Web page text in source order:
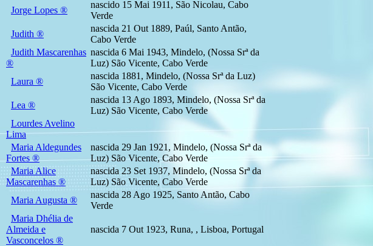
Jorge Lopes ®
nascido 15 Mai 1911, São Nicolau, Cabo
Verde
Judith ®
nascida 21 Out 1889, Paúl, Santo Antão,
Cabo Verde
Judith Mascarenhas
®
nascida 6 Mai 1943, Mindelo, (Nossa Srª da
Luz) São Vicente, Cabo Verde
Laura ®
nascida 1881, Mindelo, (Nossa Srª da Luz)
São Vicente, Cabo Verde
Lea ®
nascida 13 Ago 1893, Mindelo, (Nossa Srª da
Luz) São Vicente, Cabo Verde
Lourdes Avelino
Lima
Maria Aldegundes
Fortes ®
nascida 29 Jan 1921, Mindelo, (Nossa Srª da
Luz) São Vicente, Cabo Verde
Maria Alice
Mascarenhas ®
nascida 23 Set 1937, Mindelo, (Nossa Srª da
Luz) São Vicente, Cabo Verde
Maria Augusta ®
nascida 28 Ago 1925, Santo Antão, Cabo
Verde
Maria Dhélia de
Almeida e
Vasconcelos ®
nascida 7 Out 1923, Runa, , Lisboa, Portugal